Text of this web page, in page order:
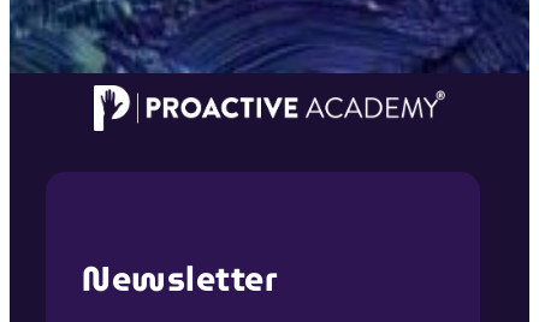
Newsletter